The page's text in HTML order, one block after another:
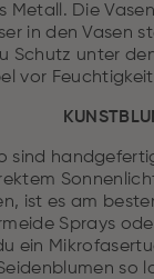
Metall. Die
in den Vasen
Schutz unter
vor
sind
ist es am
Sprays
ein
so